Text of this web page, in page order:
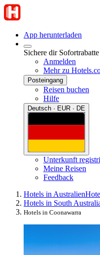
App herunterladen
Sichere dir
Anmelden
Mehr zu
Posteingang
Reisen buchen
Hilfe
Deutsch · EUR · DE
Unterkunft
Meine Reisen
Feedback
Hotels in Australien
Hotels in South
Hotels in Coonawarra